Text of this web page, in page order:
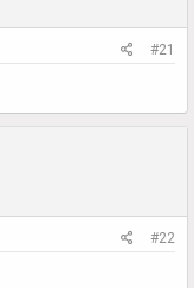
#21
#22